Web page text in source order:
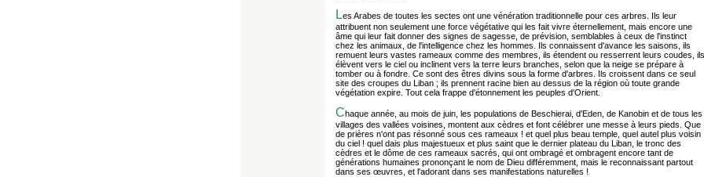
Les Arabes de toutes les sectes ont une vénération traditionnelle pour ces arbres. Ils leur
attribuent non seulement une force végétative qui les fait vivre éternellement, mais encore une
âme qui leur fait donner des signes de sagesse, de prévision, semblables à ceux de l'instinct
chez les animaux, de l'intelligence chez les hommes. Ils connaissent d'avance les saisons, ils
remuent leurs vastes rameaux comme des membres, ils étendent ou resserrent leurs coudes, ils
élèvent vers le ciel ou inclinent vers la terre leurs branches, selon que la neige se prépare à
tomber ou à fondre. Ce sont des êtres divins sous la forme d'arbres. Ils croissent dans ce seul
site des croupes du Liban ; ils prennent racine bien au dessus de la région où toute grande
végétation expire. Tout cela frappe d'étonnement les peuples d'Orient.
Chaque année, au mois de juin, les populations de Beschierai, d'Eden, de Kanobin et de tous les
villages des vallées voisines, montent aux cèdres et font célébrer une messe à leurs pieds. Que
de prières n'ont pas résonné sous ces rameaux ! et quel plus beau temple, quel autel plus voisin
du ciel ! quel dais plus majestueux et plus saint que le dernier plateau du Liban, le tronc des
cèdres et le dôme de ces rameaux sacrés, qui ont ombragé et ombragent encore tant de
générations humaines prononçant le nom de Dieu différemment, mais le reconnaissant partout
dans ses œuvres, et l'adorant dans ses manifestations naturelles !